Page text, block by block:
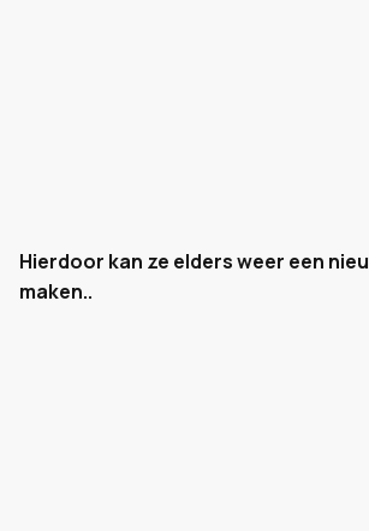
Hierdoor kan ze elders weer een
maken..